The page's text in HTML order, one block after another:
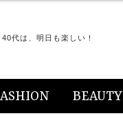
40代は、明日も楽しい！
BEAUTY